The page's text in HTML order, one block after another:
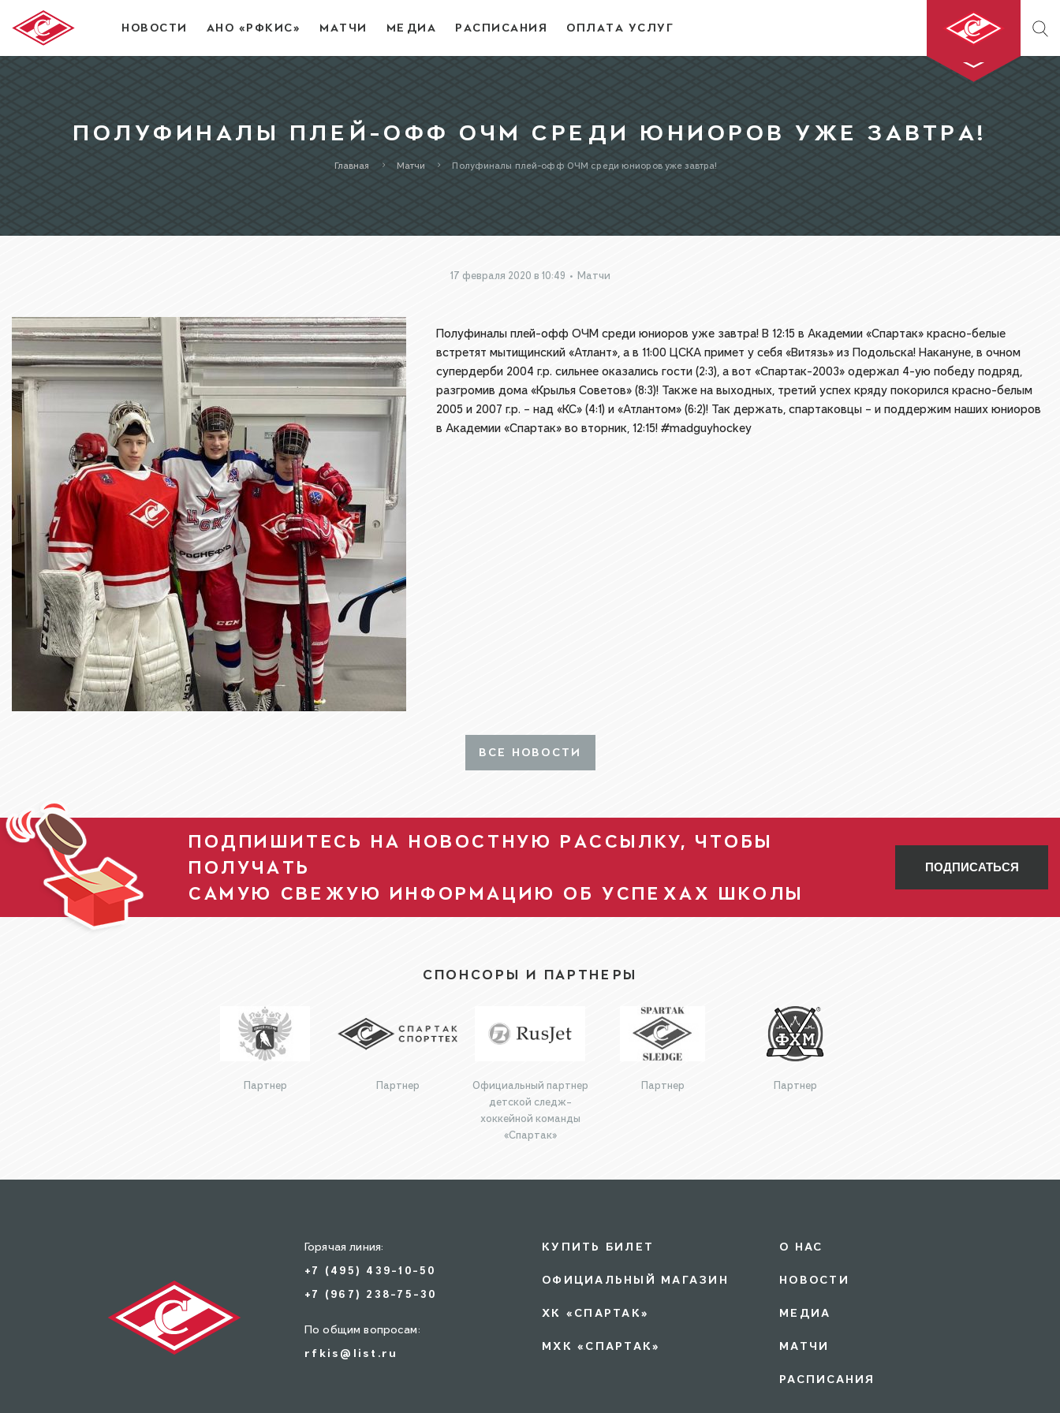
НОВОСТИ АНО «РФКИС» МАТЧИ МЕДИА РАСПИСАНИЯ ОПЛАТА УСЛУГ
МХК «СПАРТАК»
ПОЛУФИНАЛЫ ПЛЕЙ-ОФФ ОЧМ СРЕДИ ЮНИОРОВ УЖЕ ЗАВТРА!
Главная Матчи Полуфиналы плей-офф ОЧМ среди юниоров уже завтра!
17 февраля 2020 в 10:49 • Матчи
Полуфиналы плей-офф ОЧМ среди юниоров уже завтра! В 12:15 в Академии «Спартак» красно-белые
встретят мытищинский «Атлант», а в 11:00 ЦСКА примет у себя «Витязь» из Подольска! Накануне, в очном
супердерби 2004 г.р. сильнее оказались гости (2:3), а вот «Спартак-2003» одержал 4-ую победу подряд,
разгромив дома «Крылья Советов» (8:3)! Также на выходных, третий успех кряду покорился красно-белым
2005 и 2007 г.р. – над «КС» (4:1) и «Атлантом» (6:2)! Так держать, спартаковцы – и поддержим наших юниоров
в Академии «Спартак» во вторник, 12:15! #madguyhockey
ВСЕ НОВОСТИ
ПОДПИШИТЕСЬ НА НОВОСТНУЮ РАССЫЛКУ, ЧТОБЫ
ПОЛУЧАТЬ
САМУЮ СВЕЖУЮ ИНФОРМАЦИЮ ОБ УСПЕХАХ ШКОЛЫ
ПОДПИСАТЬСЯ
СПОНСОРЫ И ПАРТНЕРЫ
Партнер Партнер
Официальный партнер
детской следж-
хоккейной команды
«Спартак»
Партнер Партнер
Горячая линия:
+7 (495) 439-10-50
+7 (967) 238-75-30
По общим вопросам:
rfkis@list.ru
КУПИТЬ БИЛЕТ
ОФИЦИАЛЬНЫЙ МАГАЗИН
ХК «СПАРТАК»
МХК «СПАРТАК»
О НАС
НОВОСТИ
МЕДИА
МАТЧИ
РАСПИСАНИЯ